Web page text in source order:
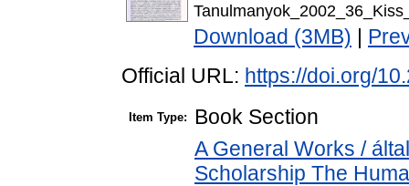
Download (3MB)
Official URL: https://doi.org/
Item Type: Book Section
A General Works /
Scholarship The